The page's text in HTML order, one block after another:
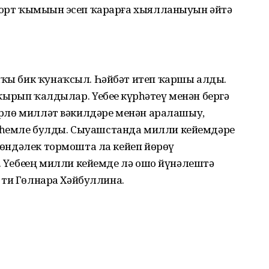
ҡымыҙын эсеп ҡарарға хыялланыуын әйтә
бик ҡунаҡсыл. Һәйбәт итеп ҡаршы алды.
ҡалдылар. Үҙебеҙҙе күрһәтеү менән бергә
милләт вәкилдәре менән аралашыу,
булды. Сыуашстанда милли кейемдәрҙе
тормошта ла кейеп йөрөү
милли кейемде лә ошо йүнәлештә
ти Гөлнара Хәйбуллина.